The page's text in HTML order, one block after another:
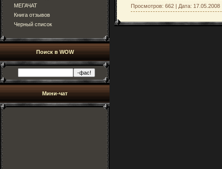
МЕГАЧАТ
Книга отзывов
Черный список
Поиск в WOW
Мини-чат
Просмотров: 662 | Дата: 17.05.2008